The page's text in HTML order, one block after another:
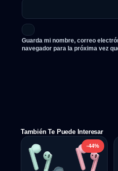
Guarda mi nombre, correo
navegador para la próxima vez
También Te Puede Interesar
-44%